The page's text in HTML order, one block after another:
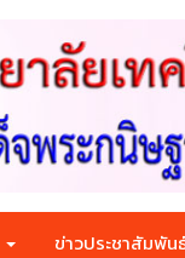
ข่าวประชาสัมพัน